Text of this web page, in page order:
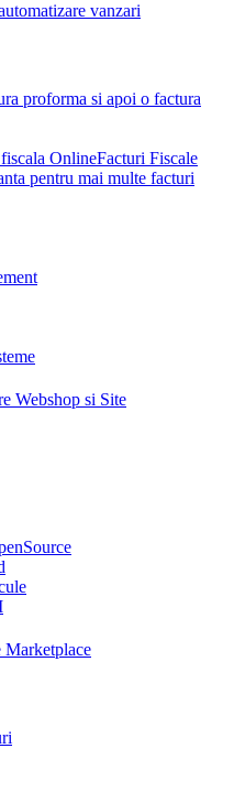
vanzari
Facturi Fiscale
Webshop si Site
Marketplace